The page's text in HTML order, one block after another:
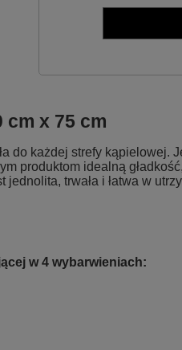
cm x 75 cm
do każdej strefy kąpielowej.
produktom idealną
trwała i łatwa w
w 4 wybarwieniach: